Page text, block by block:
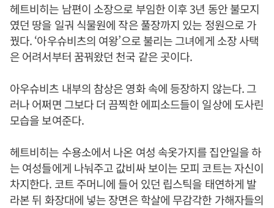
헤트비히는 남편이 소장으로 부임한 이후 3년 동안 불모지
였던 땅을 일궈 식물원에 작은 풀장까지 있는 정원으로 가
꿨다. ‘아우슈비츠의 여왕’으로 불리는 그녀에게 소장 사택
은 어려서부터 꿈꿔왔던 천국 같은 곳이다.
아우슈비츠 내부의 참상은 영화 속에 등장하지 않는다. 그
러나 어쩌면 그보다 더 끔찍한 에피소드들이 일상에 도사린
모습을 보여준다.
헤트비히는 수용소에서 나온 여성 속옷가지를 집안일을 하
는 여성들에게 나눠주고 값비싸 보이는 모피 코트는 자신이
차지한다. 코트 주머니에 들어 있던 립스틱을 태연하게 발
라본 뒤 화장대에 넣는 장면은 학살에 무감각한 가해자들의